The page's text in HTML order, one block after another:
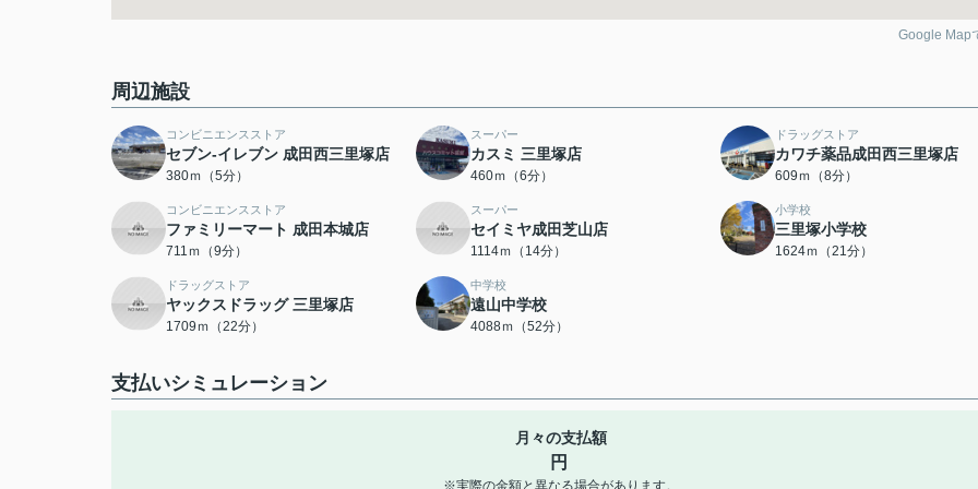
Google Map
周辺施設
コンビニエンスストア
セブン-イレブン 成田西三里塚店
380ｍ（5分）
スーパー
カスミ 三里塚店
460ｍ（6分）
ドラッグストア
カワチ薬品成田西三里塚店
609ｍ（8分）
コンビニエンスストア
ファミリーマート 成田本城店
711ｍ（9分）
スーパー
セイミヤ成田芝山店
1114ｍ（14分）
小学校
三里塚小学校
1624ｍ（21分）
ドラッグストア
ヤックスドラッグ 三里塚店
1709ｍ（22分）
中学校
遠山中学校
4088ｍ（52分）
支払いシミュレーション
月々の支払額
円
※実際の金額と異なる場合があります。